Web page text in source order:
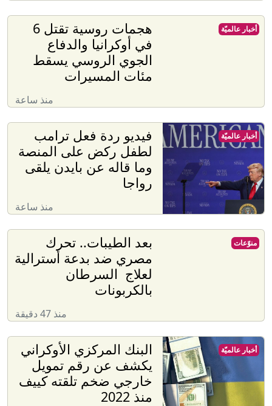
هجمات روسية تقتل 6
في أوكرانيا والدفاع
الجوي الروسي يسقط
مئات المسيرات
منذ ساعة
أخبار عالميّة
فيديو ردة فعل ترامب
لطفل ركض على المنصة
وما قاله عن بايدن يلقى
رواجا
منذ ساعة
أخبار عالميّة
بعد الطيبات.. تحرك
مصري ضد بدعة أسترالية
لعلاج السرطان
بالكربونات
منذ 47 دقيقة
منوّعات
البنك المركزي الأوكراني
يكشف عن رقم تمويل
خارجي ضخم تلقته كييف
منذ 2022
أخبار عالميّة